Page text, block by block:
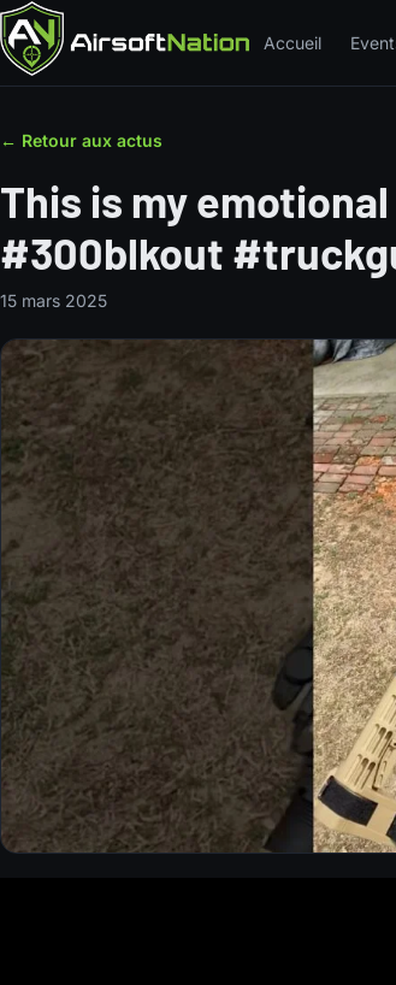
Accueil
← Retour aux actus
This is my
#300blkout
15 mars 2025